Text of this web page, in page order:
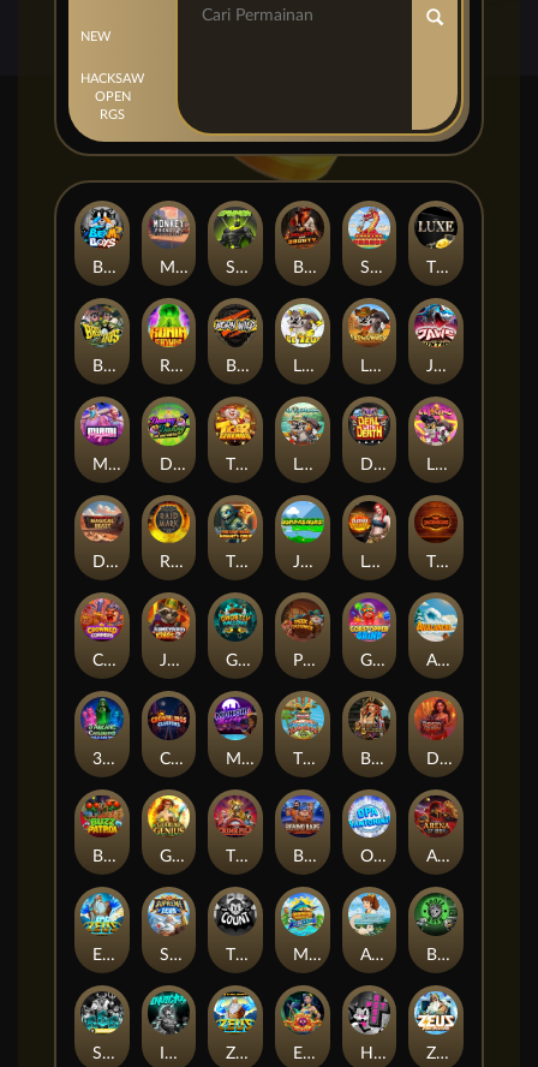
NEW
HACKSAW
OPEN
RGS
Beam Boys Monkey Frenzy 2: Boss is Here! Spinman BULLETS AND BOUNTY SMOKING DRAGON The Luxe
BASH BROS Ronin Stackways Born Wild LE ZEUS LE COWBOY JAWS OF JUSTICE
MIAMI MAYHEM DONNY AND DANNY TIGER LEGENDS Le Fisherman DEAL WITH DEATH LE KING
Darkside Prairie: Magical Beast Raidmark The Lost Book of Mummy’s Curse Jumpasaurs Leatherheads The Jack & Rose
Crowned Corners Junkyard Kings 2 Ghostly Hallows Peek & Pounce Gobstopper Grind Avalanche
3 Arcane Cauldrons Crownlings Clusters Midnight Mirage Tikitopia BoosterBelt Bonnie's Buccaneers Demon Queen
Buzz Patrol Gearlab Genius The Crime File Behind Bars: Masterplan Opa Santorini! Arena of Iron
Epic Ze Zeus Supreme Zeus THE COUNT MARLIN MASTERS: THE BIG HAUL Aiko and the Wind Spirit Booze Bash
SixSixSix Invictus Ze Zeus Eye of Medusa Hot Ross Zeus Ze Zecond